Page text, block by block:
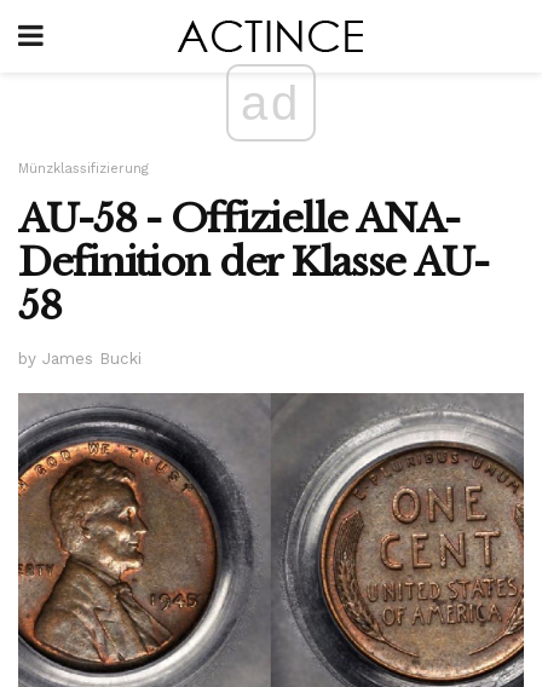
ad
Münzklassifizierung
AU-58 - Offizielle ANA-
Definition der Klasse AU-
58
by James Bucki